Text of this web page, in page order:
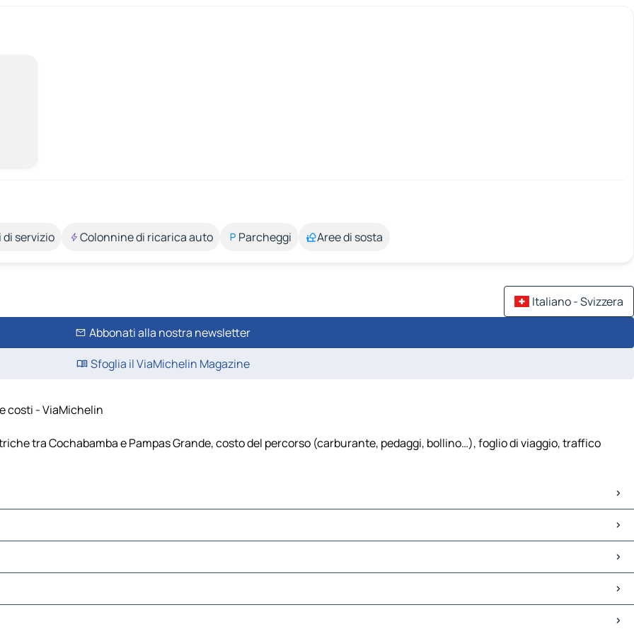
servizio Colonnine di ricarica auto Parcheggi Aree di sosta
Italiano - Svizzera
Abbonati alla nostra newsletter
Sfoglia il ViaMichelin Magazine
costi - ViaMichelin
tra Cochabamba e Pampas Grande, costo del percorso (carburante, pedaggi, bollino…), foglio di viaggio, traffico